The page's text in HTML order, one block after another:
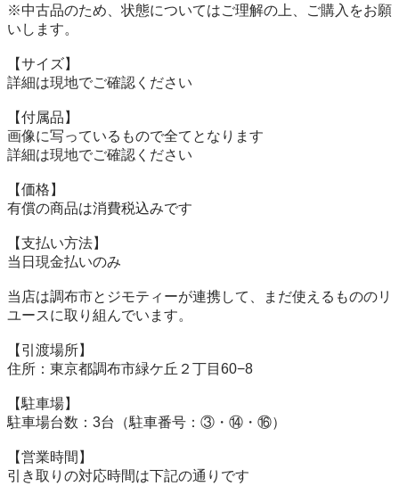
※中古品のため、状態についてはご理解の上、ご購入をお願
いします。
【サイズ】
詳細は現地でご確認ください
【付属品】
画像に写っているもので全てとなります
詳細は現地でご確認ください
【価格】
有償の商品は消費税込みです
【⽀払い⽅法】
当⽇現⾦払いのみ
当店は調布市とジモティーが連携して、まだ使えるもののリ
ユースに取り組んでいます。
【引渡場所】
住所：東京都調布市緑ケ丘２丁目60−8
【駐⾞場】
駐車場台数：3台（駐車番号：③・⑭・⑯）
【営業時間】
引き取りの対応時間は下記の通りです